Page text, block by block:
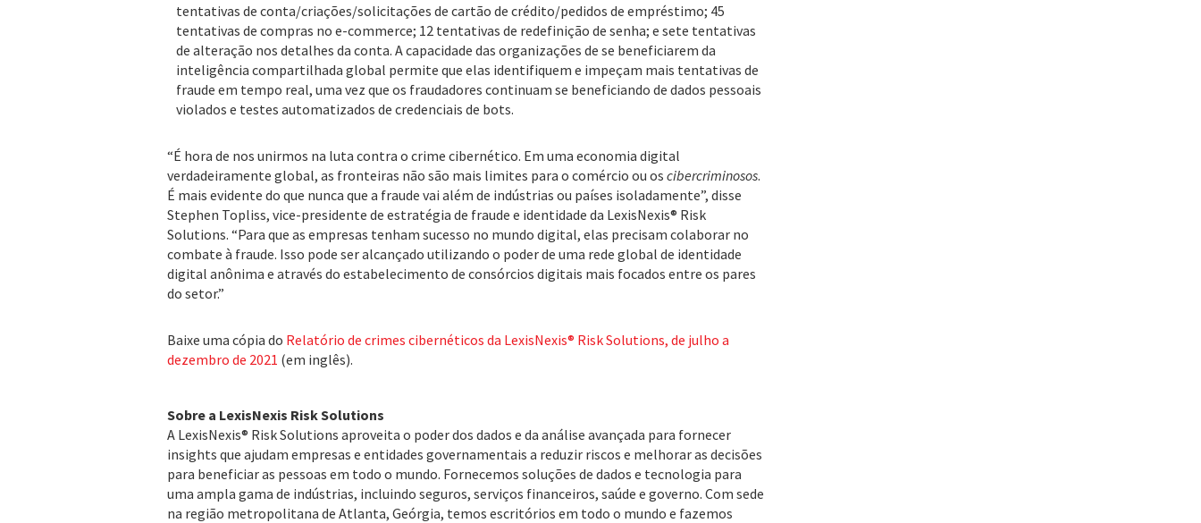
tentativas de conta/criações/solicitações de cartão de crédito/pedidos de empréstimo; 45
tentativas de compras no e-commerce; 12 tentativas de redefinição de senha; e sete tentativas
de alteração nos detalhes da conta. A capacidade das organizações de se beneficiarem da
inteligência compartilhada global permite que elas identifiquem e impeçam mais tentativas de
fraude em tempo real, uma vez que os fraudadores continuam se beneficiando de dados pessoais
violados e testes automatizados de credenciais de bots.
“É hora de nos unirmos na luta contra o crime cibernético. Em uma economia digital
verdadeiramente global, as fronteiras não são mais limites para o comércio ou os cibercriminosos.
É mais evidente do que nunca que a fraude vai além de indústrias ou países isoladamente”, disse
Stephen Topliss, vice-presidente de estratégia de fraude e identidade da LexisNexis® Risk
Solutions. “Para que as empresas tenham sucesso no mundo digital, elas precisam colaborar no
combate à fraude. Isso pode ser alcançado utilizando o poder de uma rede global de identidade
digital anônima e através do estabelecimento de consórcios digitais mais focados entre os pares
do setor.”
Baixe uma cópia do Relatório de crimes cibernéticos da LexisNexis® Risk Solutions, de julho a
dezembro de 2021 (em inglês).
Sobre a LexisNexis Risk Solutions
A LexisNexis® Risk Solutions aproveita o poder dos dados e da análise avançada para fornecer
insights que ajudam empresas e entidades governamentais a reduzir riscos e melhorar as decisões
para beneficiar as pessoas em todo o mundo. Fornecemos soluções de dados e tecnologia para
uma ampla gama de indústrias, incluindo seguros, serviços financeiros, saúde e governo. Com sede
na região metropolitana de Atlanta, Geórgia, temos escritórios em todo o mundo e fazemos